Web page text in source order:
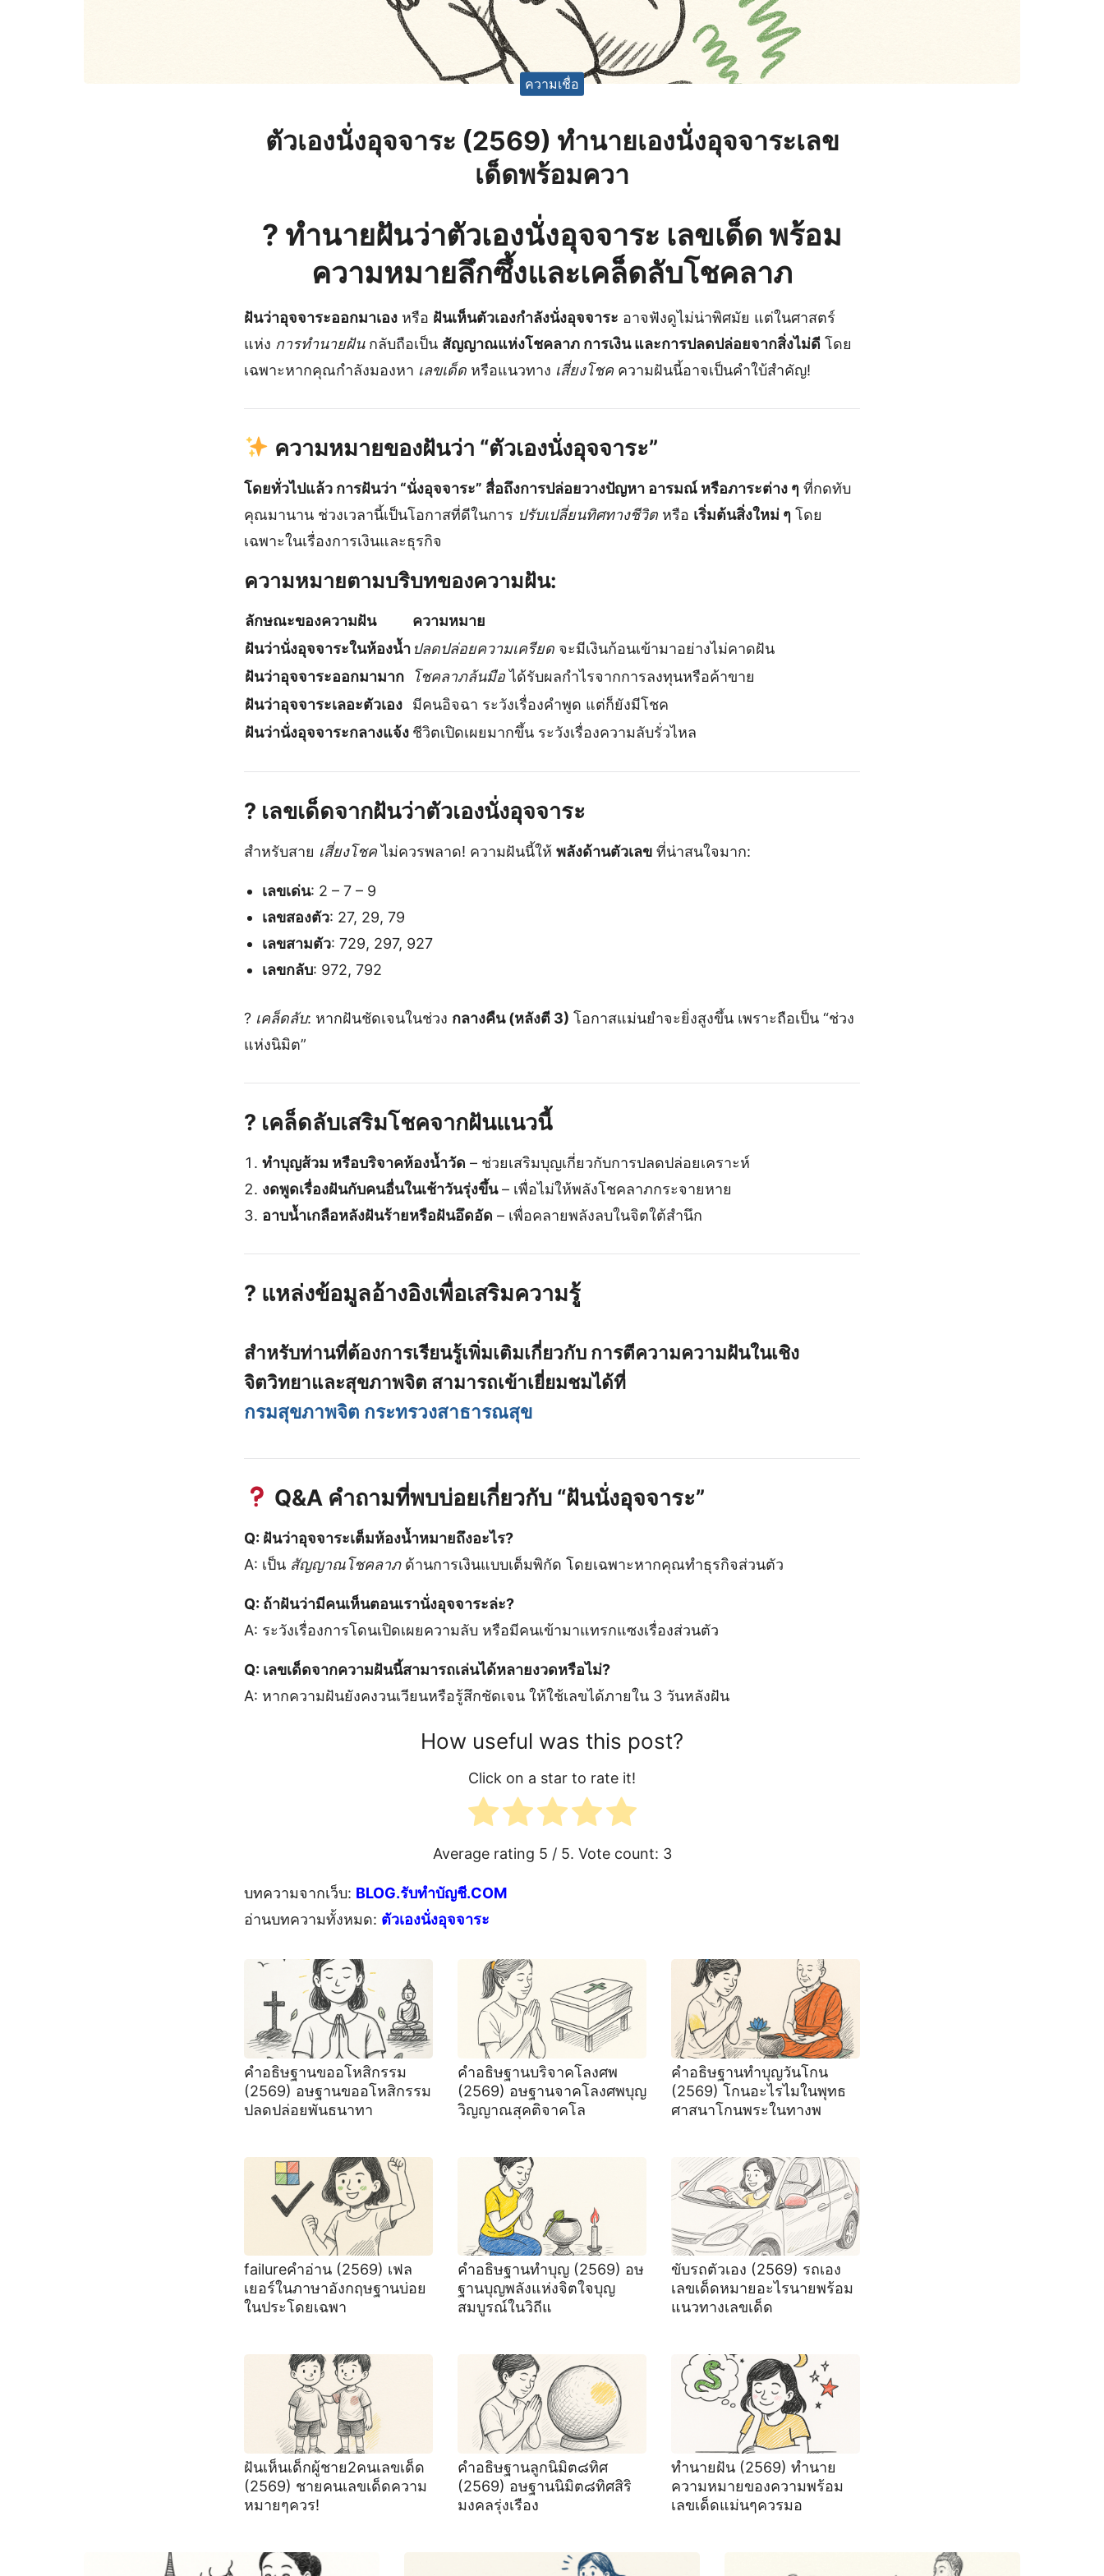
ความเชื่อ
ตัวเองนั่งอุจจาระ (2569) ทํานายเองนั่งอุจจาระเลข
เด็ดพร้อมควา
? ทํานายฝันว่าตัวเองนั่งอุจจาระ เลขเด็ด พร้อม
ความหมายลึกซึ้งและเคล็ดลับโชคลาภ
ฝันว่าอุจจาระออกมาเอง หรือ ฝันเห็นตัวเองกำลังนั่งอุจจาระ อาจฟังดูไม่น่าพิศมัย แต่ในศาสตร์
แห่ง การทำนายฝันกลับถือเป็น สัญญาณแห่งโชคลาภ การเงิน และการปลดปล่อยจากสิ่งไม่ดี โดย
เฉพาะหากคุณกำลังมองหา เลขเด็ด หรือแนวทาง เสี่ยงโชค ความฝันนี้อาจเป็นคำใบ้สำคัญ!
ความหมายของฝันว่า “ตัวเองนั่งอุจจาระ”
โดยทั่วไปแล้ว การฝันว่า “นั่งอุจจาระ” สื่อถึงการปล่อยวางปัญหา อารมณ์ หรือภาระต่าง ๆ ที่กดทับ
คุณมานาน ช่วงเวลานี้เป็นโอกาสที่ดีในการ ปรับเปลี่ยนทิศทางชีวิต หรือ เริ่มต้นสิ่งใหม่ ๆ โดย
เฉพาะในเรื่องการเงินและธุรกิจ
ความหมายตามบริบทของความฝัน:
ลักษณะของความฝัน
ความหมาย
ฝันว่านั่งอุจจาระในห้องน้ำ ปลดปล่อยความเครียด จะมีเงินก้อนเข้ามาอย่างไม่คาดฝัน
ฝันว่าอุจจาระออกมามาก
โชคลาภล้นมือได้รับผลกำไรจากการลงทุนหรือค้าขาย
ฝันว่าอุจจาระเลอะตัวเอง
มีคนอิจฉา ระวังเรื่องคำพูด แต่ก็ยังมีโชค
ฝันว่านั่งอุจจาระกลางแจ้ง ชีวิตเปิดเผยมากขึ้น ระวังเรื่องความลับรั่วไหล
? เลขเด็ดจากฝันว่าตัวเองนั่งอุจจาระ
สำหรับสาย เสี่ยงโชคไม่ควรพลาด! ความฝันนี้ให้ พลังด้านตัวเลข ที่น่าสนใจมาก:
เลขเด่น: 2 – 7 – 9
เลขสองตัว: 27, 29, 79
เลขสามตัว: 729, 297, 927
เลขกลับ: 972, 792
? เคล็ดลับ: หากฝันชัดเจนในช่วง กลางคืน (หลังตี 3) โอกาสแม่นยำจะยิ่งสูงขึ้น เพราะถือเป็น “ช่วง
แห่งนิมิต”
? เคล็ดลับเสริมโชคจากฝันแนวนี้
ทำบุญส้วม หรือบริจาคห้องน้ำวัด – ช่วยเสริมบุญเกี่ยวกับการปลดปล่อยเคราะห์
งดพูดเรื่องฝันกับคนอื่นในเช้าวันรุ่งขึ้น– เพื่อไม่ให้พลังโชคลาภกระจายหาย
อาบน้ำเกลือหลังฝันร้ายหรือฝันอึดอัด – เพื่อคลายพลังลบในจิตใต้สำนึก
? แหล่งข้อมูลอ้างอิงเพื่อเสริมความรู้
สำหรับท่านที่ต้องการเรียนรู้เพิ่มเติมเกี่ยวกับ การตีความความฝันในเชิง
จิตวิทยาและสุขภาพจิต สามารถเข้าเยี่ยมชมได้ที่
กรมสุขภาพจิต กระทรวงสาธารณสุข
Q&A คำถามที่พบบ่อยเกี่ยวกับ “ฝันนั่งอุจจาระ”
Q: ฝันว่าอุจจาระเต็มห้องน้ำหมายถึงอะไร?
A: เป็น สัญญาณโชคลาภด้านการเงินแบบเต็มพิกัด โดยเฉพาะหากคุณทำธุรกิจส่วนตัว
Q: ถ้าฝันว่ามีคนเห็นตอนเรานั่งอุจจาระล่ะ?
A: ระวังเรื่องการโดนเปิดเผยความลับ หรือมีคนเข้ามาแทรกแซงเรื่องส่วนตัว
Q: เลขเด็ดจากความฝันนี้สามารถเล่นได้หลายงวดหรือไม่?
A: หากความฝันยังคงวนเวียนหรือรู้สึกชัดเจน ให้ใช้เลขได้ภายใน 3 วันหลังฝัน
How useful was this post?
Click on a star to rate it!
Average rating 5 / 5. Vote count: 3
บทความจากเว็บ: BLOG.รับทำบัญชี.COM
อ่านบทความทั้งหมด: ตัวเองนั่งอุจจาระ
คำอธิษฐานขออโหสิกรรม
(2569) อษฐานขออโหสิกรรม
ปลดปล่อยพันธนาทา
คำอธิษฐานบริจาคโลงศพ
(2569) อษฐานจาคโลงศพบุญ
วิญญาณสุคติจาคโล
คำอธิษฐานทำบุญวันโกน
(2569) โกนอะไรไมในพุทธ
ศาสนาโกนพระในทางพ
failureคำอ่าน (2569) เฟล
เยอร์ในภาษาอังกฤษฐานบ่อย
ในประโดยเฉพา
คำอธิษฐานทำบุญ (2569) อษ
ฐานบุญพลังแห่งจิตใจบุญ
สมบูรณ์ในวิถีแ
ขับรถตัวเอง (2569) รถเอง
เลขเด็ดหมายอะไรนายพร้อม
แนวทางเลขเด็ด
ฝันเห็นเด็กผู้ชาย2คนเลขเด็ด
(2569) ชายคนเลขเด็ดความ
หมายๆควร!
คำอธิษฐานลูกนิมิต๘ทิศ
(2569) อษฐานนิมิต๘ทิศสิริ
มงคลรุ่งเรือง
ทํานายฝัน (2569) ทํานาย
ความหมายของความพร้อม
เลขเด็ดแม่นๆควรมอ